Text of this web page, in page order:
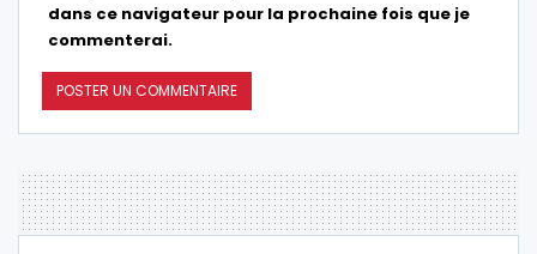
dans ce navigateur pour la prochaine fois que je
commenterai.